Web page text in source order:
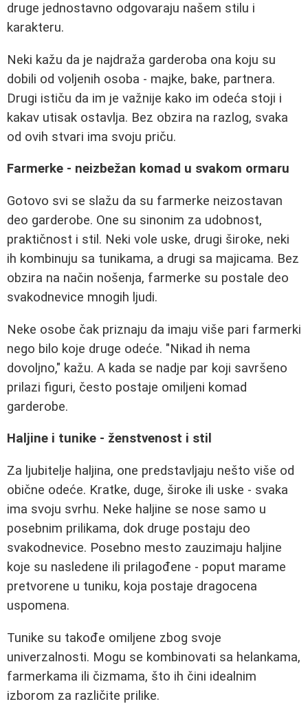
druge jednostavno odgovaraju našem stilu i
karakteru.
Neki kažu da je najdraža garderoba ona koju su
dobili od voljenih osoba - majke, bake, partnera.
Drugi ističu da im je važnije kako im odeća stoji i
kakav utisak ostavlja. Bez obzira na razlog, svaka
od ovih stvari ima svoju priču.
Farmerke - neizbežan komad u svakom ormaru
Gotovo svi se slažu da su farmerke neizostavan
deo garderobe. One su sinonim za udobnost,
praktičnost i stil. Neki vole uske, drugi široke, neki
ih kombinuju sa tunikama, a drugi sa majicama. Bez
obzira na način nošenja, farmerke su postale deo
svakodnevice mnogih ljudi.
Neke osobe čak priznaju da imaju više pari farmerki
nego bilo koje druge odeće. "Nikad ih nema
dovoljno," kažu. A kada se nadje par koji savršeno
prilazi figuri, često postaje omiljeni komad
garderobe.
Haljine i tunike - ženstvenost i stil
Za ljubitelje haljina, one predstavljaju nešto više od
obične odeće. Kratke, duge, široke ili uske - svaka
ima svoju svrhu. Neke haljine se nose samo u
posebnim prilikama, dok druge postaju deo
svakodnevice. Posebno mesto zauzimaju haljine
koje su nasledene ili prilagođene - poput marame
pretvorene u tuniku, koja postaje dragocena
uspomena.
Tunike su takođe omiljene zbog svoje
univerzalnosti. Mogu se kombinovati sa helankama,
farmerkama ili čizmama, što ih čini idealnim
izborom za različite prilike.